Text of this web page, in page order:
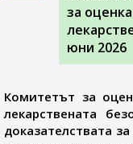
за
юни 2026
Комитетът за
лекарствената
доказателствата